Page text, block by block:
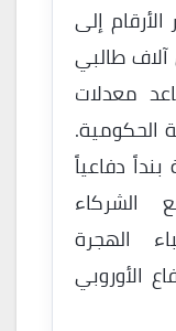
إلى
طالبي
معدلات
الحكومية.
دفاعياً
الشركاء
الهجرة
الأوروبي